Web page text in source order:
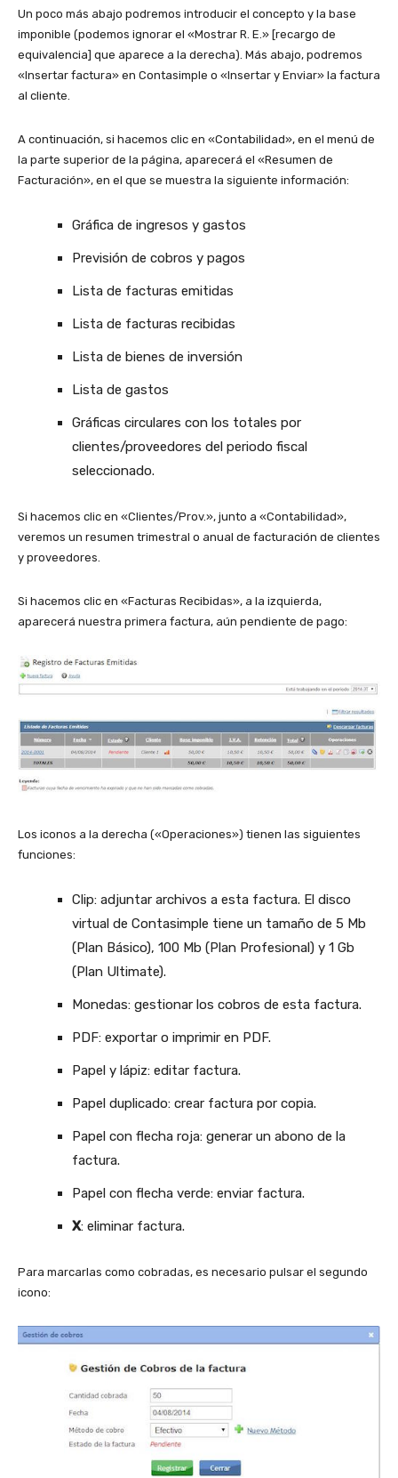
Un poco más abajo podremos introducir el concepto y la base
imponible (podemos ignorar el «Mostrar R. E.» [recargo de
equivalencia] que aparece a la derecha). Más abajo, podremos
«Insertar factura» en Contasimple o «Insertar y Enviar» la factura
al cliente.
A continuación, si hacemos clic en «Contabilidad», en el menú de
la parte superior de la página, aparecerá el «Resumen de
Facturación», en el que se muestra la siguiente información:
Gráfica de ingresos y gastos
Previsión de cobros y pagos
Lista de facturas emitidas
Lista de facturas recibidas
Lista de bienes de inversión
Lista de gastos
Gráficas circulares con los totales por
clientes/proveedores del periodo fiscal
seleccionado.
Si hacemos clic en «Clientes/Prov.», junto a «Contabilidad»,
veremos un resumen trimestral o anual de facturación de clientes
y proveedores.
Si hacemos clic en «Facturas Recibidas», a la izquierda,
aparecerá nuestra primera factura, aún pendiente de pago:
Los iconos a la derecha («Operaciones») tienen las siguientes
funciones:
Clip: adjuntar archivos a esta factura. El disco
virtual de Contasimple tiene un tamaño de 5 Mb
(Plan Básico), 100 Mb (Plan Profesional) y 1 Gb
(Plan Ultimate).
Monedas: gestionar los cobros de esta factura.
PDF: exportar o imprimir en PDF.
Papel y lápiz: editar factura.
Papel duplicado: crear factura por copia.
Papel con flecha roja: generar un abono de la
factura.
Papel con flecha verde: enviar factura.
X: eliminar factura.
Para marcarlas como cobradas, es necesario pulsar el segundo
icono: